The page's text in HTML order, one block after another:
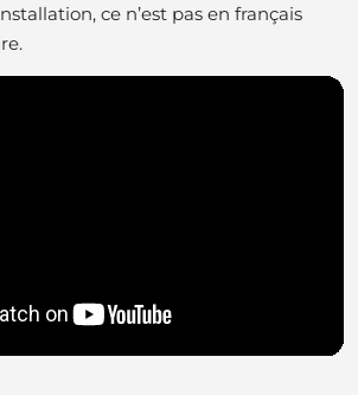
ce n’est pas en français